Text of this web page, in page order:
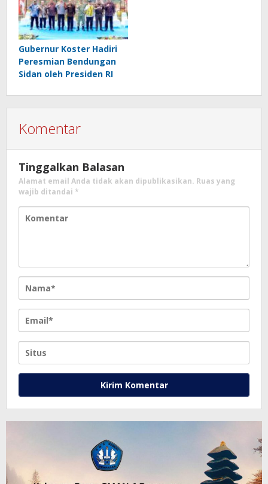
Gubernur Koster Hadiri
Peresmian Bendungan
Sidan oleh Presiden RI
Komentar
Tinggalkan Balasan
Alamat email Anda tidak akan dipublikasikan. Ruas yang
wajib ditandai *